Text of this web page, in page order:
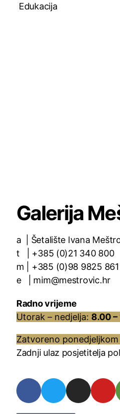
Edukacija
Galerija
a | Šetalište Ivana
t | +385 (0)21 340 800
m | +385 (0)98 9825 861
e | mim@mestrovic.hr
Radno vrijeme
Utorak – nedjelja: 8.00
Zatvoreno
Zadnji ulaz posjetitelja